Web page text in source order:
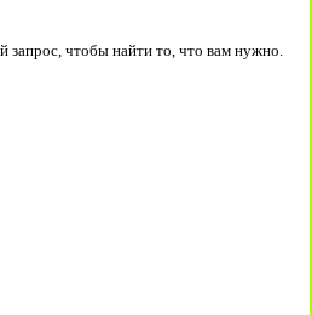
запрос, чтобы найти то, что вам нужно.